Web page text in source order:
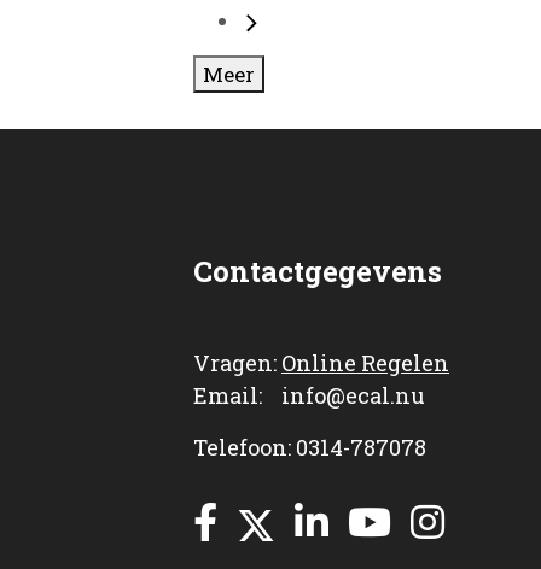
Meer
Contactgegevens
Vragen: Online Regelen
Email: info@ecal.nu
Telefoon: 0314-787078